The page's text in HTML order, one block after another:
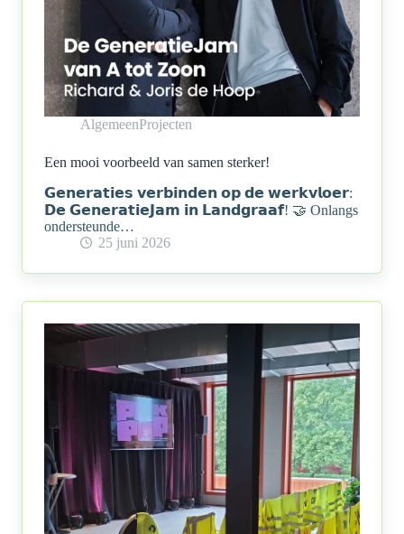
AlgemeenProjecten
Een mooi voorbeeld van samen sterker!
𝗚𝗲𝗻𝗲𝗿𝗮𝘁𝗶𝗲𝘀 𝘃𝗲𝗿𝗯𝗶𝗻𝗱𝗲𝗻 𝗼𝗽 𝗱𝗲 𝘄𝗲𝗿𝗸𝘃𝗹𝗼𝗲𝗿:
𝗗𝗲 𝗚𝗲𝗻𝗲𝗿𝗮𝘁𝗶𝗲𝗝𝗮𝗺 𝗶𝗻 𝗟𝗮𝗻𝗱𝗴𝗿𝗮𝗮𝗳! 🤝 Onlangs
ondersteunde…
25 juni 2026